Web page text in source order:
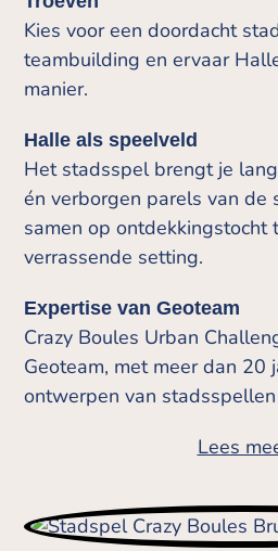
Kies voor een doordacht
teambuilding en ervaar
manier.
Halle als speelveld
Het stadsspel brengt je
én verborgen parels van de
samen op ontdekkingstocht
verrassende setting.
Expertise van Geoteam
Crazy Boules Urban
Geoteam, met meer dan 20
ontwerpen van
Lees